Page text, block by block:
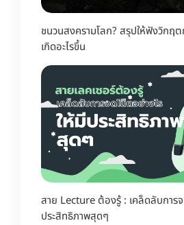
ชนวนสงครามโลก? สรุปให้ฟังวิกฤ
เกิดอะไรขึ้น
สาย Lecture ต้องรู้ : เคล็ดลับการจ
ประสิทธิภาพสุดๆ